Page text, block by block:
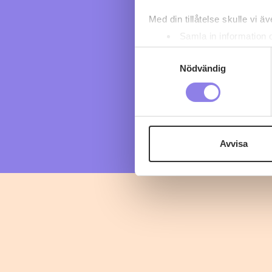
Med din tillåtelse skulle vi
Samla in information
Identifiera din enhet
Ta reda på mer om hur
eller dra tillbaka ditt
eller äldre. Genom att
till de sociala medier och
Nödvändig
Avvisa